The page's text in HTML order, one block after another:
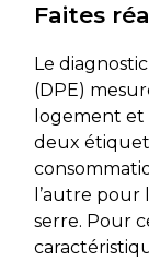
Faites
Le
(DPE)
logement
deux
l’autre pour
serre. Pour